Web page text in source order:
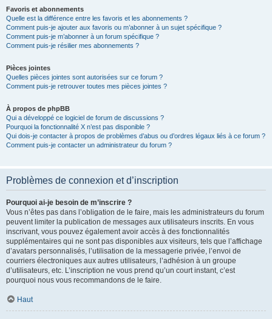
Favoris et abonnements
Quelle est la différence entre les favoris et les abonnements ?
Comment puis-je ajouter aux favoris ou m’abonner à un sujet spécifique ?
Comment puis-je m’abonner à un forum spécifique ?
Comment puis-je résilier mes abonnements ?
Pièces jointes
Quelles pièces jointes sont autorisées sur ce forum ?
Comment puis-je retrouver toutes mes pièces jointes ?
À propos de phpBB
Qui a développé ce logiciel de forum de discussions ?
Pourquoi la fonctionnalité X n’est pas disponible ?
Qui dois-je contacter à propos de problèmes d’abus ou d’ordres légaux liés à ce forum ?
Comment puis-je contacter un administrateur du forum ?
Problèmes de connexion et d’inscription
Pourquoi ai-je besoin de m’inscrire ?
Vous n’êtes pas dans l’obligation de le faire, mais les administrateurs du forum
peuvent limiter la publication de messages aux utilisateurs inscrits. En vous
inscrivant, vous pouvez également avoir accès à des fonctionnalités
supplémentaires qui ne sont pas disponibles aux visiteurs, tels que l’affichage
d’avatars personnalisés, l’utilisation de la messagerie privée, l’envoi de
courriers électroniques aux autres utilisateurs, l’adhésion à un groupe
d’utilisateurs, etc. L’inscription ne vous prend qu’un court instant, c’est
pourquoi nous vous recommandons de le faire.
Haut